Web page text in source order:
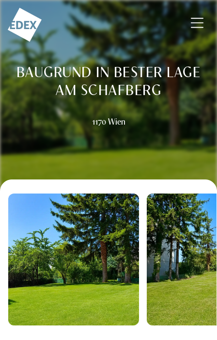
Zum Inhalt springen
EDEX Immobilien GmbH – Vermittlung – Bewertung –
BAUGRUND IN BESTER LAGE
AM SCHAFBERG
1170 Wien